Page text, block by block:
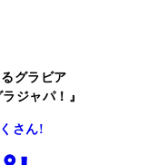
グラビア
ジャパ！』
さん!